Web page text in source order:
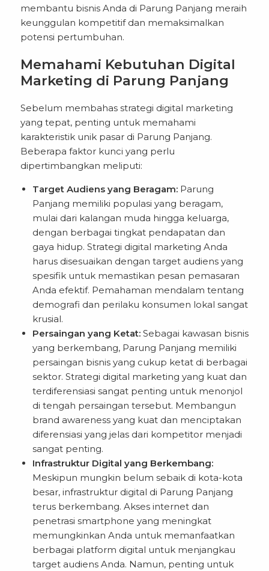
membantu bisnis Anda di Parung Panjang meraih
keunggulan kompetitif dan memaksimalkan
potensi pertumbuhan.
Memahami Kebutuhan Digital
Marketing di Parung Panjang
Sebelum membahas strategi digital marketing
yang tepat, penting untuk memahami
karakteristik unik pasar di Parung Panjang.
Beberapa faktor kunci yang perlu
dipertimbangkan meliputi:
Target Audiens yang Beragam: Parung
Panjang memiliki populasi yang beragam,
mulai dari kalangan muda hingga keluarga,
dengan berbagai tingkat pendapatan dan
gaya hidup. Strategi digital marketing Anda
harus disesuaikan dengan target audiens yang
spesifik untuk memastikan pesan pemasaran
Anda efektif. Pemahaman mendalam tentang
demografi dan perilaku konsumen lokal sangat
krusial.
Persaingan yang Ketat: Sebagai kawasan bisnis
yang berkembang, Parung Panjang memiliki
persaingan bisnis yang cukup ketat di berbagai
sektor. Strategi digital marketing yang kuat dan
terdiferensiasi sangat penting untuk menonjol
di tengah persaingan tersebut. Membangun
brand awareness yang kuat dan menciptakan
diferensiasi yang jelas dari kompetitor menjadi
sangat penting.
Infrastruktur Digital yang Berkembang:
Meskipun mungkin belum sebaik di kota-kota
besar, infrastruktur digital di Parung Panjang
terus berkembang. Akses internet dan
penetrasi smartphone yang meningkat
memungkinkan Anda untuk memanfaatkan
berbagai platform digital untuk menjangkau
target audiens Anda. Namun, penting untuk